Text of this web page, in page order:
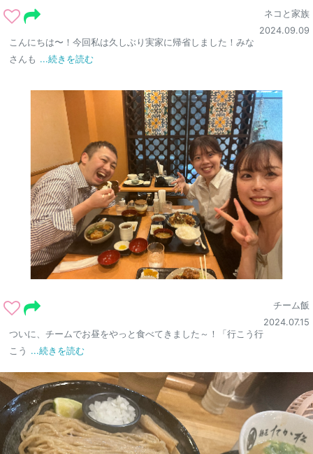
ネコと家族
2024.09.09
こんにちは〜！今回私は久しぶり実家に帰省しました！みな
さんも ...続きを読む
チーム飯
2024.07.15
ついに、チームでお昼をやっと食べてきました～！「行こう行
こう ...続きを読む